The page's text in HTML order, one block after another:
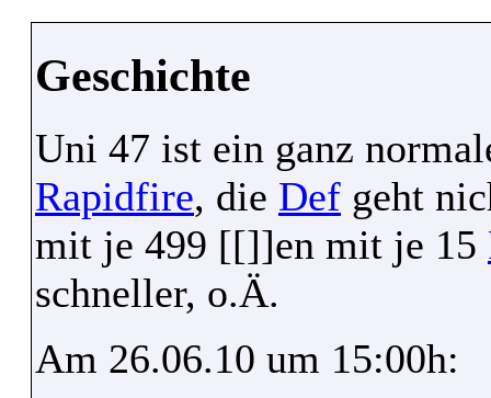
Geschichte
Uni 47 ist ein ganz
Rapidfire, die Def geht
mit je 499 [[]]en mit je 15
schneller, o.Ä.
Am 26.06.10 um 15:00h: